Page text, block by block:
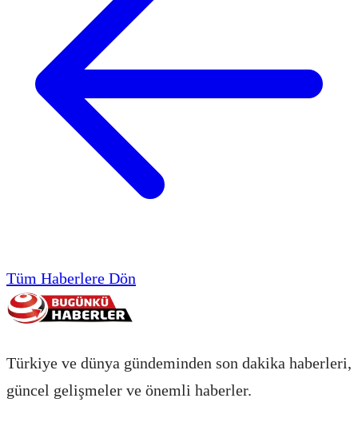
Tüm Haberlere Dön
Türkiye ve dünya gündeminden son dakika haberleri,
güncel gelişmeler ve önemli haberler.